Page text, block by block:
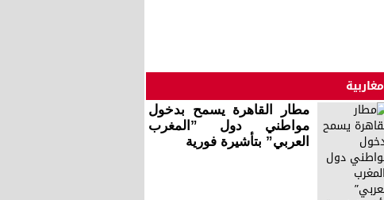
مغاربية
مطار القاهرة يسمح بدخول
مواطني دول ”المغرب
العربي” بتأشيرة فورية